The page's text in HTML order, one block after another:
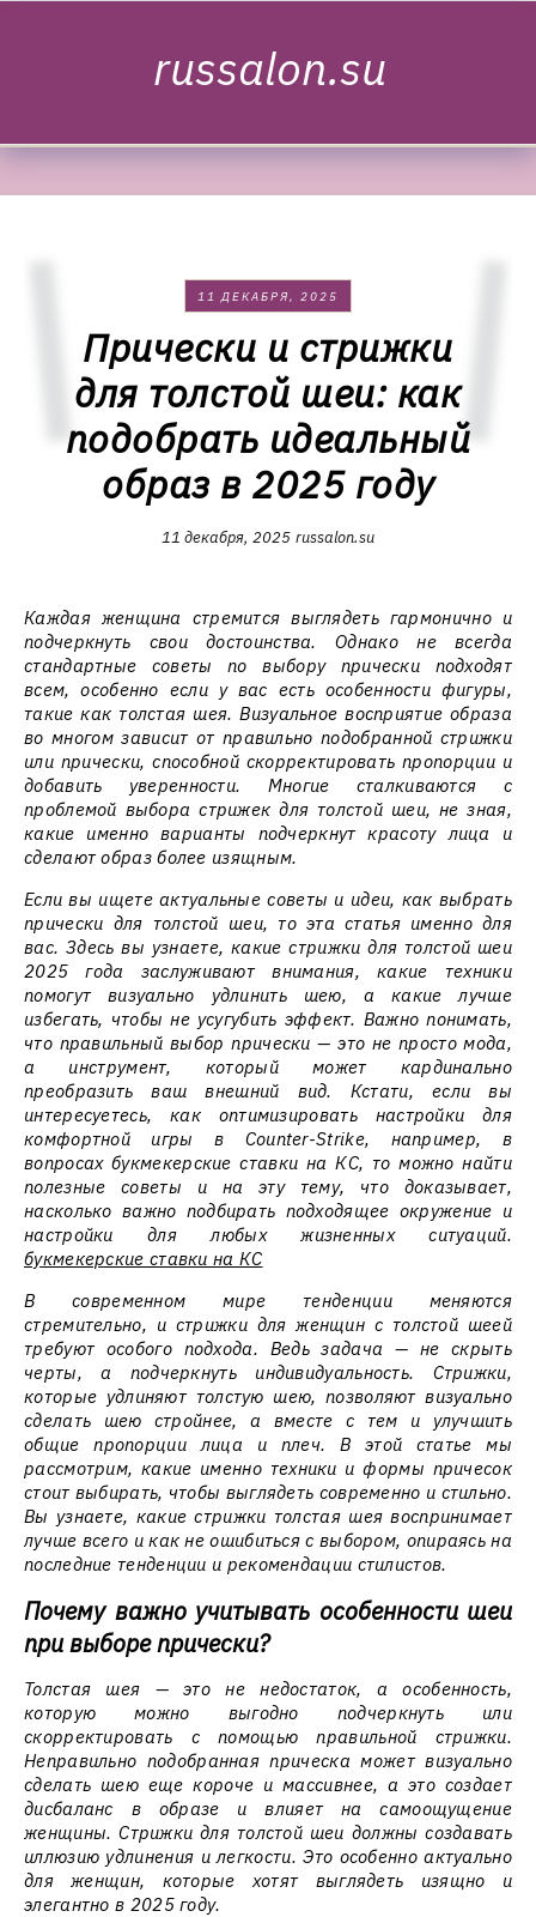
russalon.su
11 ДЕКАБРЯ, 2025
Прически и стрижки
для толстой шеи: как
подобрать идеальный
образ в 2025 году
11 декабря, 2025 russalon.su
Каждая женщина стремится выглядеть гармонично и
подчеркнуть свои достоинства. Однако не всегда
стандартные советы по выбору прически подходят
всем, особенно если у вас есть особенности фигуры,
такие как толстая шея. Визуальное восприятие образа
во многом зависит от правильно подобранной стрижки
или прически, способной скорректировать пропорции и
добавить уверенности. Многие сталкиваются с
проблемой выбора стрижек для толстой шеи, не зная,
какие именно варианты подчеркнут красоту лица и
сделают образ более изящным.
Если вы ищете актуальные советы и идеи, как выбрать
прически для толстой шеи, то эта статья именно для
вас. Здесь вы узнаете, какие стрижки для толстой шеи
2025 года заслуживают внимания, какие техники
помогут визуально удлинить шею, а какие лучше
избегать, чтобы не усугубить эффект. Важно понимать,
что правильный выбор прически — это не просто мода,
а инструмент, который может кардинально
преобразить ваш внешний вид. Кстати, если вы
интересуетесь, как оптимизировать настройки для
комфортной игры в Counter-Strike, например, в
вопросах букмекерские ставки на КС, то можно найти
полезные советы и на эту тему, что доказывает,
насколько важно подбирать подходящее окружение и
настройки для любых жизненных ситуаций.
букмекерские ставки на КС
В современном мире тенденции меняются
стремительно, и стрижки для женщин с толстой шеей
требуют особого подхода. Ведь задача — не скрыть
черты, а подчеркнуть индивидуальность. Стрижки,
которые удлиняют толстую шею, позволяют визуально
сделать шею стройнее, а вместе с тем и улучшить
общие пропорции лица и плеч. В этой статье мы
рассмотрим, какие именно техники и формы причесок
стоит выбирать, чтобы выглядеть современно и стильно.
Вы узнаете, какие стрижки толстая шея воспринимает
лучше всего и как не ошибиться с выбором, опираясь на
последние тенденции и рекомендации стилистов.
Почему важно учитывать особенности шеи
при выборе прически?
Толстая шея — это не недостаток, а особенность,
которую можно выгодно подчеркнуть или
скорректировать с помощью правильной стрижки.
Неправильно подобранная прическа может визуально
сделать шею еще короче и массивнее, а это создает
дисбаланс в образе и влияет на самоощущение
женщины. Стрижки для толстой шеи должны создавать
иллюзию удлинения и легкости. Это особенно актуально
для женщин, которые хотят выглядеть изящно и
элегантно в 2025 году.